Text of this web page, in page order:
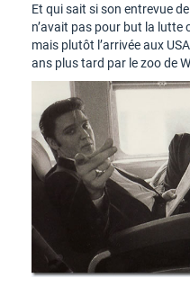
Et qui sait si son entrevue
n’avait pas pour but la
mais plutôt l’arrivée aux
ans plus tard par le zoo de